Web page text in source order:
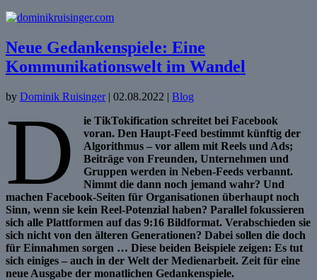
Neue Gedankenspiele: Eine
Kommunikationswelt im Wandel
by Dominik Ruisinger | 02.08.2022 | Blog
D
ie TikTokification schreitet bei Facebook
voran. Den Haupt-Feed bestimmt künftig der
Algorithmus – vor allem mit Reels und Ads;
Beiträge von Freunden, Unternehmen und
Gruppen werden in Neben-Feeds verbannt.
Nimmt die dann noch jemand wahr? Und
machen Facebook-Seiten für Organisationen überhaupt noch
Sinn, wenn sie kein Reel-Potenzial haben? Parallel fokussieren
sich alle Plattformen auf das 9:16 Bildformat. Verabschieden sie
sich nicht von den älteren Generationen? Dabei sollen die doch
für Einnahmen sorgen … Diese beiden Beispiele zeigen: Es tut
sich einiges – auch in der Welt der Medienarbeit. Zeit für eine
neue Ausgabe der monatlichen Gedankenspiele.